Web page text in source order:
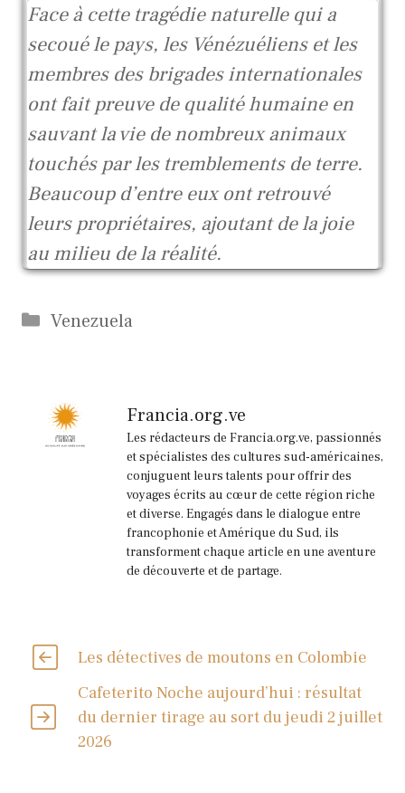
Face à cette tragédie naturelle qui a
secoué le pays, les Vénézuéliens et les
membres des brigades internationales
ont fait preuve de qualité humaine en
sauvant la vie de nombreux animaux
touchés par les tremblements de terre.
Beaucoup d’entre eux ont retrouvé
leurs propriétaires, ajoutant de la joie
au milieu de la réalité.
Catégories
Venezuela
Francia.org.ve
Les rédacteurs de Francia.org.ve, passionnés
et spécialistes des cultures sud-américaines,
conjuguent leurs talents pour offrir des
voyages écrits au cœur de cette région riche
et diverse. Engagés dans le dialogue entre
francophonie et Amérique du Sud, ils
transforment chaque article en une aventure
de découverte et de partage.
Les détectives de moutons en Colombie
Cafeterito Noche aujourd’hui : résultat
du dernier tirage au sort du jeudi 2 juillet
2026